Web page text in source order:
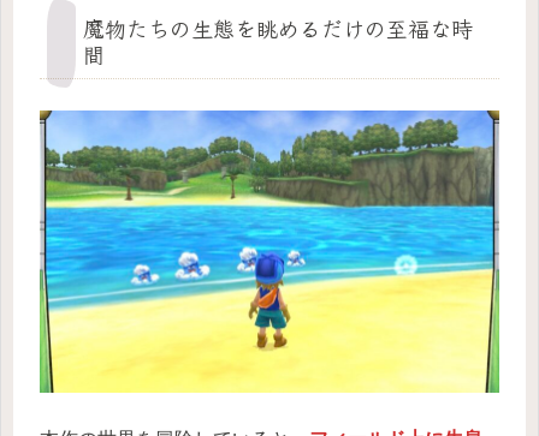
魔物たちの生態を眺めるだけの至福な時
間